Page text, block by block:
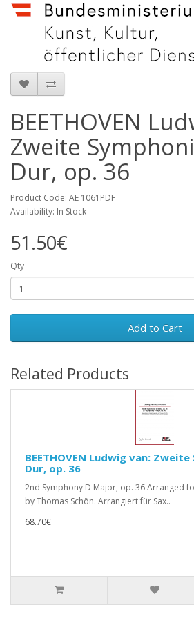
BEETHOVEN
Zweite
Dur, op. 36
Product Code: AE 1061PDF
Availability: In Stock
51.50€
Qty
Add to Cart
Related Products
BEETHOVEN Ludwig van:
Dur, op. 36
2nd Symphony D Major, op. 36 Arranged
by Thomas Schön. Arrangiert für Sax..
68.70€